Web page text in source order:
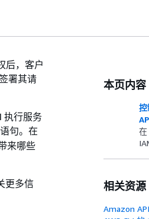
后，客户
署其请
执行服务
句。在
来哪些
更多信
本页内容
控
在
相关资源
Amazon